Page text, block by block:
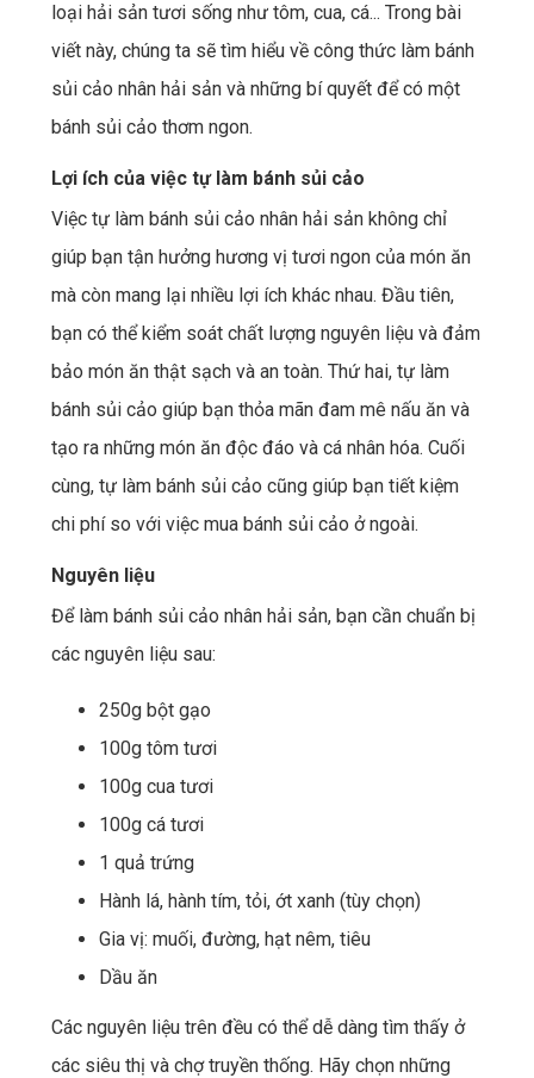
loại hải sản tươi sống như tôm, cua, cá... Trong bài
viết này, chúng ta sẽ tìm hiểu về công thức làm bánh
sủi cảo nhân hải sản và những bí quyết để có một
bánh sủi cảo thơm ngon.
Lợi ích của việc tự làm bánh sủi cảo
Việc tự làm bánh sủi cảo nhân hải sản không chỉ
giúp bạn tận hưởng hương vị tươi ngon của món ăn
mà còn mang lại nhiều lợi ích khác nhau. Đầu tiên,
bạn có thể kiểm soát chất lượng nguyên liệu và đảm
bảo món ăn thật sạch và an toàn. Thứ hai, tự làm
bánh sủi cảo giúp bạn thỏa mãn đam mê nấu ăn và
tạo ra những món ăn độc đáo và cá nhân hóa. Cuối
cùng, tự làm bánh sủi cảo cũng giúp bạn tiết kiệm
chi phí so với việc mua bánh sủi cảo ở ngoài.
Nguyên liệu
Để làm bánh sủi cảo nhân hải sản, bạn cần chuẩn bị
các nguyên liệu sau:
250g bột gạo
100g tôm tươi
100g cua tươi
100g cá tươi
1 quả trứng
Hành lá, hành tím, tỏi, ớt xanh (tùy chọn)
Gia vị: muối, đường, hạt nêm, tiêu
Dầu ăn
Các nguyên liệu trên đều có thể dễ dàng tìm thấy ở
các siêu thị và chợ truyền thống. Hãy chọn những